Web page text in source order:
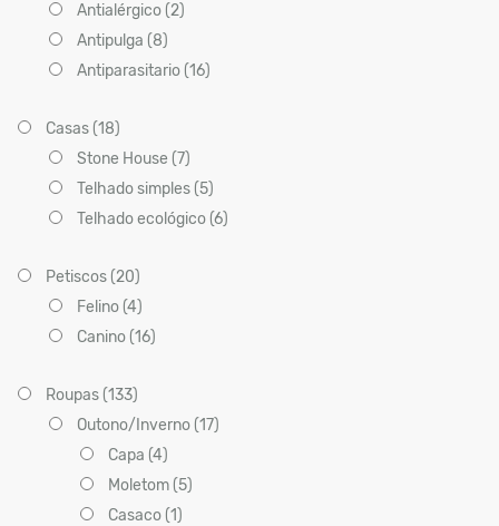
Antialérgico (2)
Antipulga (8)
Antiparasitario (16)
Casas (18)
Stone House (7)
Telhado simples (5)
Telhado ecológico (6)
Petiscos (20)
Felino (4)
Canino (16)
Roupas (133)
Outono/Inverno (17)
Capa (4)
Moletom (5)
Casaco (1)